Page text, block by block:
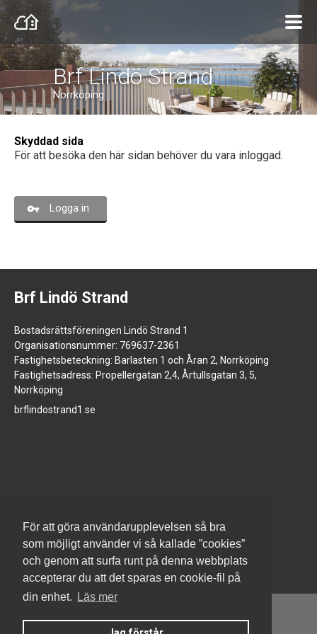
För att göra användarupplevelsen så bra
som möjligt använder vi så kallade ”cookies”
och genom att surfa runt på denna webbplats
accepterar du att det sparas en cookie-fil på
din enhet.
Läs mer
Brf Lindö Strand
Norrköping
Skyddad sida
För att besöka den här sidan behöver du vara inloggad.
Logga in
Brf Lindö Strand
Bostadsrättsföreningen Lindö Strand 1
Organisationsnummer: 769637-2361
Fastighetsbeteckning: Barlasten 1 och Åran 2, Norrköping
Fastighetsadress: Propellergatan 2,4, Årtullsgatan 3, 5,
Norrköping
brflindostrand1.se
www.jm.se